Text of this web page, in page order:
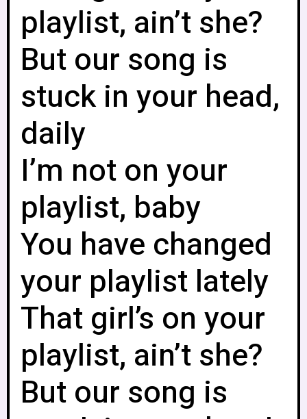
playlist, ain’t she?
But our song is
stuck in your head,
daily
I’m not on your
playlist, baby
You have changed
your playlist lately
That girl’s on your
playlist, ain’t she?
But our song is